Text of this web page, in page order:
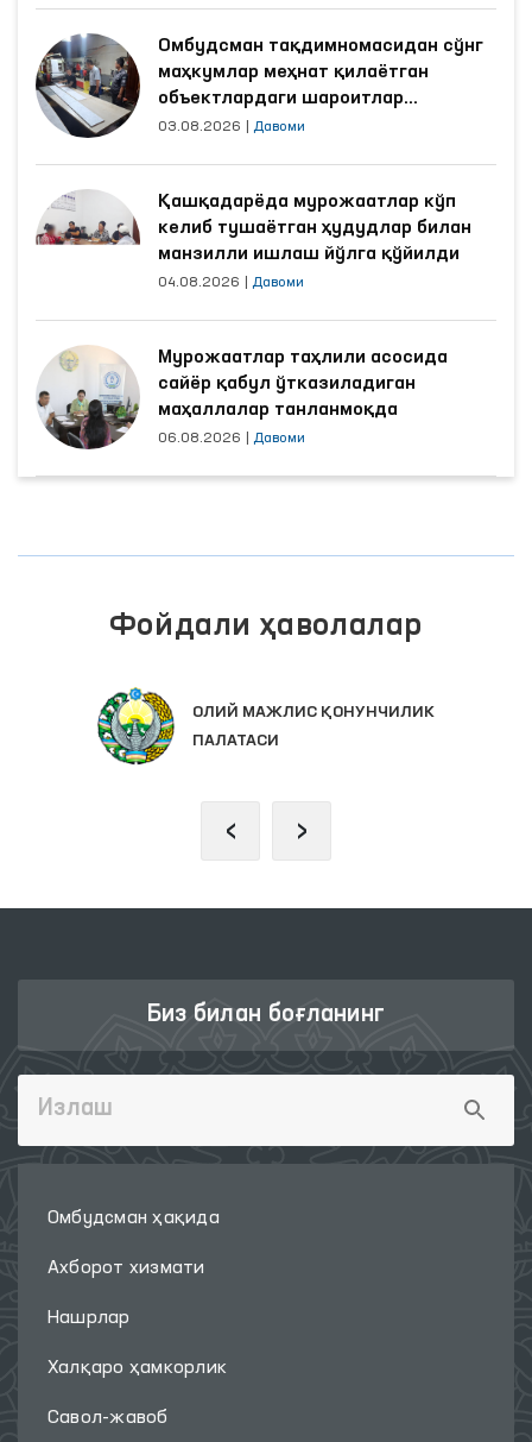
Омбудсман тақдимномасидан сўнг
маҳкумлар меҳнат қилаётган
объектлардаги шароитлар
яхшиланди
03.08.2026 Давоми
Қашқадарёда мурожаатлар кўп
келиб тушаётган ҳудудлар билан
манзилли ишлаш йўлга қўйилди
04.08.2026 Давоми
Мурожаатлар таҳлили асосида
сайёр қабул ўтказиладиган
маҳаллалар танланмоқда
06.08.2026 Давоми
Фойдали ҳаволалар
ОЛИЙ МАЖЛИС ҚОНУНЧИЛИК
ПАЛАТАСИ
‹ ›
Биз билан боғланинг
Омбудсман ҳақида
Ахборот хизмати
Нашрлар
Халқаро ҳамкорлик
Савол-жавоб